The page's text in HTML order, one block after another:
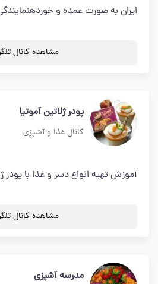
ایران به صورت عمده و
مشاهده کانال
پودر ژلاتین آموتیا
کانال غذا و آشپزی
آموزش تهیه انواع دسر و غذا با پودر
مشاهده کانال
مدرسه آشپزی